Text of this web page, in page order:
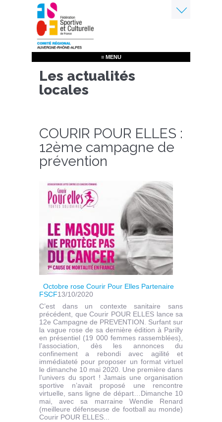
Aller
au
contenu
principal
≡ MENU
Les actualités
locales
COURIR POUR ELLES :
12ème campagne de
prévention
Octobre rose Courir Pour Elles Partenaire
FSCF13/10/2020
C’est dans un contexte sanitaire sans
précédent, que Courir POUR ELLES lance sa
12e Campagne de PREVENTION. Surfant sur
la vague rose de sa dernière édition à Parilly
en présentiel (19 000 femmes rassemblées),
l’association, dès les annonces du
confinement a rebondi avec agilité et
immédiateté pour proposer un format virtuel
le dimanche 10 mai 2020. Une première dans
l’univers du sport ! Jamais une organisation
sportive n’avait proposé une rencontre
virtuelle, sans ligne de départ…Dimanche 10
mai, avec sa marraine Wendie Renard
(meilleure défenseuse de football au monde)
Courir POUR ELLES...